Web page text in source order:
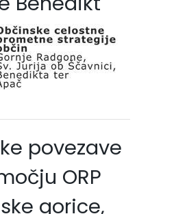
povezave
ORP
gorice,